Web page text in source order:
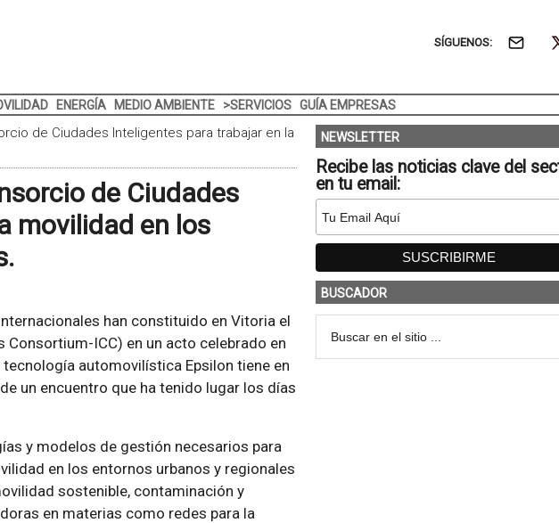
SÍGUENOS:
ENERGÍA MEDIO AMBIENTE >SERVICIOS GUÍA EMPRESAS
de Ciudades Inteligentes para trabajar en la
de Ciudades
movilidad en los
han constituido en Vitoria el
ICC) en un acto celebrado en
automovilística Epsilon tiene en
un encuentro que ha tenido lugar los días
y modelos de gestión necesarios para
en los entornos urbanos y regionales
sostenible, contaminación y
en materias como redes para la
NEWSLETTER
Recibe las noticias clave del
en tu email:
BUSCADOR